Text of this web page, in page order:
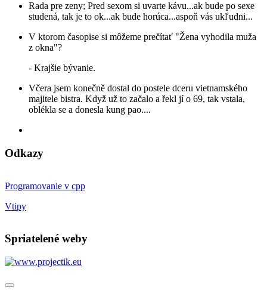
Rada pre zeny; Pred sexom si uvarte kávu...ak bude po sexe
studená, tak je to ok...ak bude horúca...aspoň vás ukľudni...
V ktorom časopise si môžeme prečítať "Žena vyhodila muža
z okna"?
- Krajšie bývanie.
Včera jsem konečně dostal do postele dceru vietnamského
majitele bistra. Když už to začalo a řekl jí o 69, tak vstala,
oblékla se a donesla kung pao....
Odkazy
Programovanie v cpp
Vtipy
Spriatelené weby